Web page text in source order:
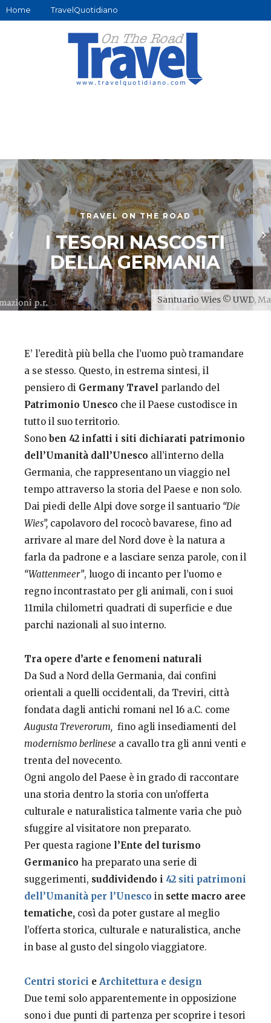
Home TravelQuotidiano
TRAVEL ON THE ROAD
I TESORI NASCOSTI
DELLA GERMANIA
Santuario Wies © UWD,
E’ l’eredità più bella che l’uomo può tramandare
a se stesso. Questo, in estrema sintesi, il
pensiero di Germany Travel parlando del
Patrimonio Unesco che il Paese custodisce in
tutto il suo territorio.
Sono ben 42 infatti i siti dichiarati patrimonio
dell’Umanità dall’Unesco all’interno della
Germania, che rappresentano un viaggio nel
tempo attraverso la storia del Paese e non solo.
Dai piedi delle Alpi dove sorge il santuario “Die
Wies”, capolavoro del rococò bavarese, fino ad
arrivare al mare del Nord dove è la natura a
farla da padrone e a lasciare senza parole, con il
“Wattenmeer”, luogo di incanto per l’uomo e
regno incontrastato per gli animali, con i suoi
11mila chilometri quadrati di superficie e due
parchi nazionali al suo interno.
Tra opere d’arte e fenomeni naturali
Da Sud a Nord della Germania, dai confini
orientali a quelli occidentali, da Treviri, città
fondata dagli antichi romani nel 16 a.C. come
Augusta Treverorum, fino agli insediamenti del
modernismo berlinese a cavallo tra gli anni venti e
trenta del novecento.
Ogni angolo del Paese è in grado di raccontare
una storia dentro la storia con un’offerta
culturale e naturalistica talmente varia che può
sfuggire al visitatore non preparato.
Per questa ragione l’Ente del turismo
Germanico ha preparato una serie di
suggerimenti, suddividendo i 42 siti patrimoni
dell’Umanità per l’Unesco in sette macro aree
tematiche, così da poter gustare al meglio
l’offerta storica, culturale e naturalistica, anche
in base al gusto del singolo viaggiatore.
Centri storici e Architettura e design
Due temi solo apparentemente in opposizione
sono i due punti di partenza per scoprire i tesori